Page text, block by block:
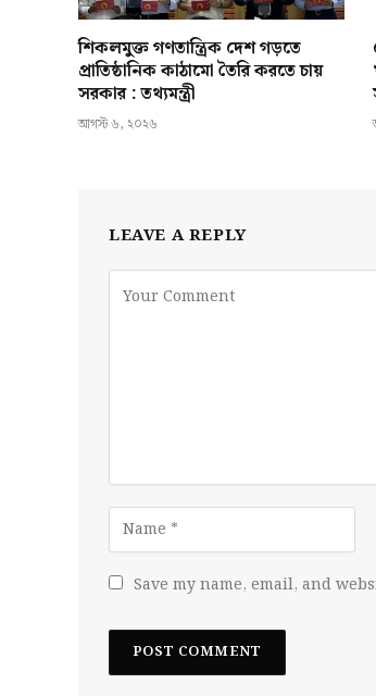
শিকলমুক্ত গণতান্ত্রিক দেশ গড়তে
প্রাতিষ্ঠানিক কাঠামো তৈরি করতে চায়
সরকার : তথ্যমন্ত্রী
আগস্ট ৬, ২০২৬
LEAVE A REPLY
Save my name, email, and